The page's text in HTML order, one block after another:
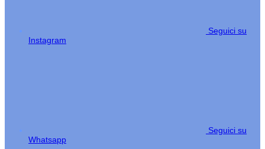
Seguici su
Instagram
Seguici su
Whatsapp